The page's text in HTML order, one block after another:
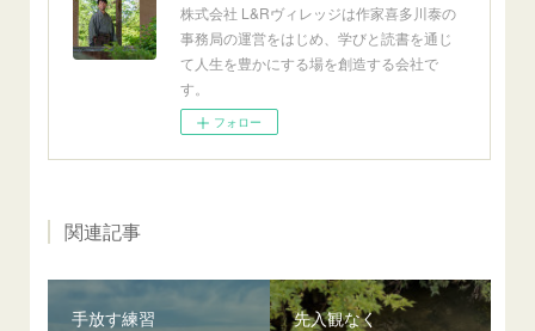
株式会社 L&Rヴィレッジは作家喜多川泰の
事務局の運営をはじめ、学びと読書を通じ
て人生を豊かにする場を創造する会社で
す。
フォロー
関連記事
手放す練習 先入観なく